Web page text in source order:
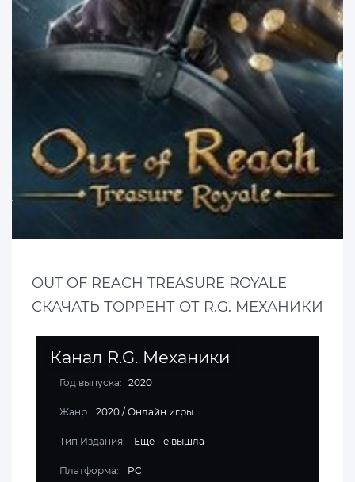
OUT OF REACH TREASURE ROYALE
СКАЧАТЬ ТОРРЕНТ ОТ R.G. МЕХАНИКИ
Канал R.G. Механики
Год выпуска: 2020
Жанр: 2020 / Онлайн игры
Тип Издания: Ещё не вышла
Платформа: PC